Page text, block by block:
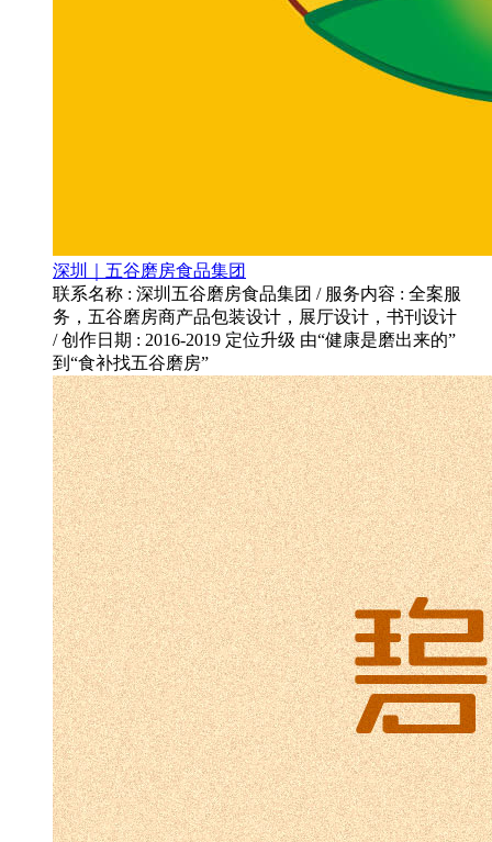
深圳｜五谷磨房食品集团
联系名称 : 深圳五谷磨房食品集团 / 服务内容 : 全案服
务，五谷磨房商产品包装设计，展厅设计，书刊设计
/ 创作日期 : 2016-2019 定位升级 由“健康是磨出来的”
到“食补找五谷磨房”